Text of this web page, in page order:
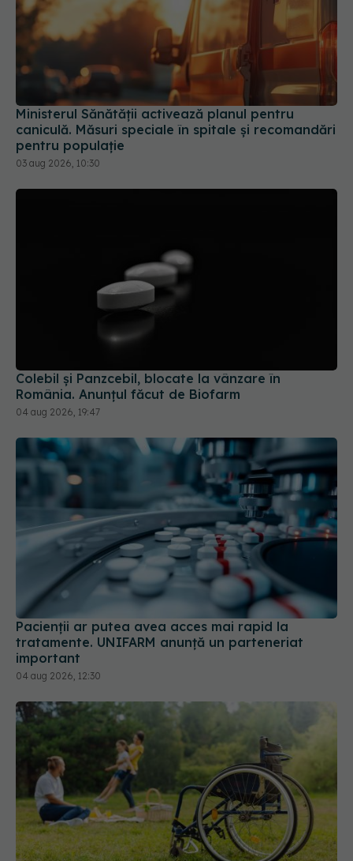
Ministerul Sănătății activează planul pentru
caniculă. Măsuri speciale în spitale și recomandări
pentru populație
03 aug 2026, 10:30
Colebil și Panzcebil, blocate la vânzare în
România. Anunțul făcut de Biofarm
04 aug 2026, 19:47
Pacienții ar putea avea acces mai rapid la
tratamente. UNIFARM anunță un parteneriat
important
04 aug 2026, 12:30